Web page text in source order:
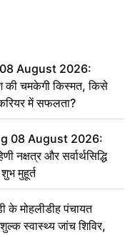
August 2026:
की चमकेगी किस्मत, किसे
में सफलता?
08 August 2026:
नक्षत्र और सर्वार्थसिद्धि
मुहूर्त
के मोहलीडीह पंचायत
स्वास्थ्य जांच शिविर,